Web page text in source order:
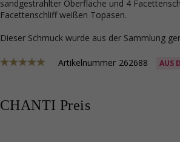
sandgestrahlter Oberfläche und 4
Facettenschliff weißen Topasen.
Dieser Schmuck wurde aus der Sammlung
Artikelnummer 262688 AUS
CHANTI Preis